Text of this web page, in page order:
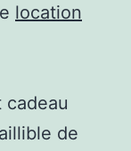
location
de